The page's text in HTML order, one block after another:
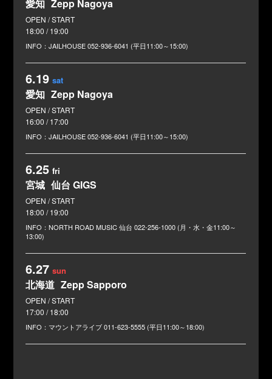
愛知 Zepp Nagoya
18:00 / 19:00
JAILHOUSE052-936-6041 (平日11:00～15:00)
6.19 sat
愛知 Zepp Nagoya
16:00 / 17:00
JAILHOUSE052-936-6041 (平日11:00～15:00)
6.25 fri
宮城 仙台 GIGS
18:00 / 19:00
NORTH ROAD MUSIC 仙台022-256-1000 (月・水・金11:00～
13:00)
6.27 sun
北海道 Zepp Sapporo
17:00 / 18:00
マウントアライブ011-623-5555 (平日11:00～18:00)